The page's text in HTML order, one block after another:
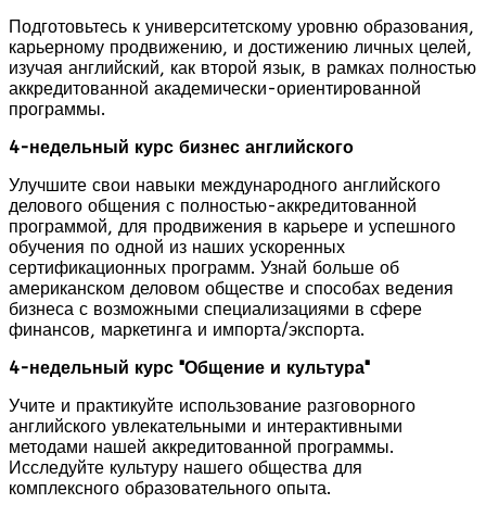
Подготовьтесь к университетскому уровню образования,
карьерному продвижению, и достижению личных целей,
изучая английский, как второй язык, в рамках полностью
аккредитованной академически-ориентированной
программы.
4-недельный курс бизнес английского
Улучшите свои навыки международного английского
делового общения с полностью-аккредитованной
программой, для продвижения в карьере и успешного
обучения по одной из наших ускоренных
сертификационных программ. Узнай больше об
американском деловом обществе и способах ведения
бизнеса с возможными специализациями в сфере
финансов, маркетинга и импорта/экспорта.
4-недельный курс "Общение и культура"
Учите и практикуйте использование разговорного
английского увлекательными и интерактивными
методами нашей аккредитованной программы.
Исследуйте культуру нашего общества для
комплексного образовательного опыта.